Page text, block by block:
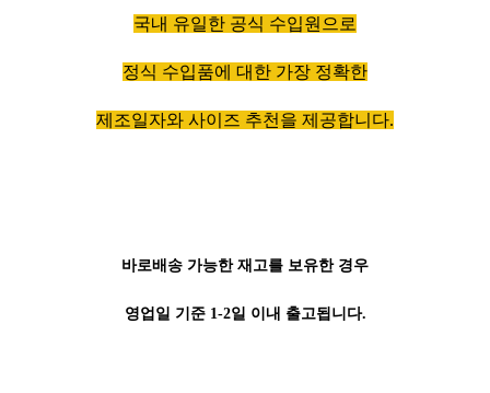
국내 유일한 공식 수입원으로
정식 수입품에 대한 가장 정확한
제조일자와 사이즈 추천을 제공합니다.
바로배송 가능한 재고를 보유한 경우
영업일 기준 1-2일 이내 출고됩니다.